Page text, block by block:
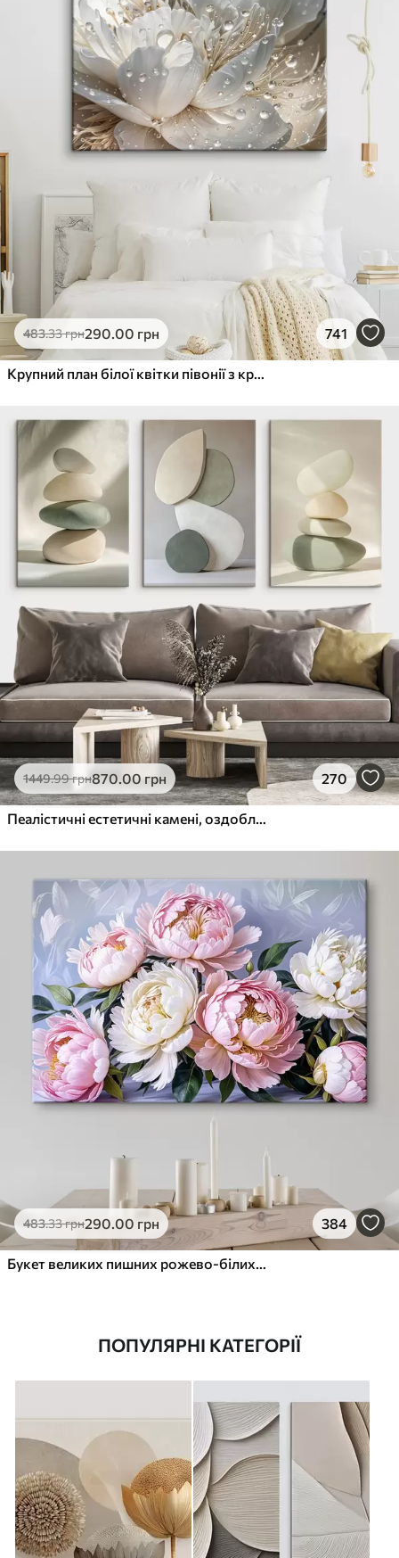
483.33грн290.00 грн 741
Крупний план білої квітки півонії з крапельками води на пелюстках на розмитому фоні
1449.99грн870.00 грн 270
Пеалістичні естетичні камені, оздоблення будинку, природне освітлення
483.33грн290.00 грн 384
Букет великих пишних рожево-білих квітів півонії із зеленим листям на м’якому розмитому фоні
ПОПУЛЯРНІ КАТЕГОРІЇ